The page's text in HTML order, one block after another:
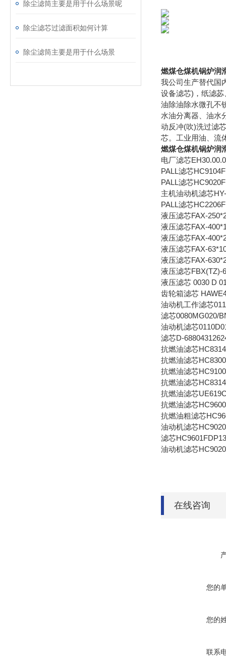
除尘滤筒主要是用于什么场景呢
除尘滤芯过滤面积如何计算
除尘滤筒主要是用于什么场景
燃煤仓煤机锅炉润
我公司生产替代国
设备滤芯)，纸滤
油除油除水微孔不
水油分离器、油水
动反冲(吹)洗过滤
芯。工业用油、流
燃煤仓煤机锅炉润
电厂滤芯
PALL滤芯
PALL滤芯
主机油动机滤芯
PALL滤芯
液压滤芯FAX-
液压滤芯FAX-
液压滤芯FAX-
液压滤芯FAX-
液压滤芯FAX-
液压滤芯FBX(TZ)-
液压滤芯 0030 D
齿轮箱滤芯
油动机工作滤芯
滤芯0080MG020/
油动机滤芯
滤芯D-
抗燃油滤芯
抗燃油滤芯
抗燃油滤芯
抗燃油滤芯
抗燃油滤芯
抗燃油滤芯
抗燃油粗滤芯
油动机滤芯
滤芯
油动机滤芯
在线咨询
您的
您的
联系